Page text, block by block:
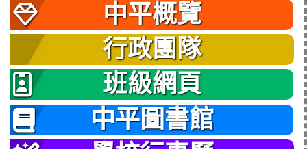
中平概覽
行政團隊
班級網頁
中平圖書館